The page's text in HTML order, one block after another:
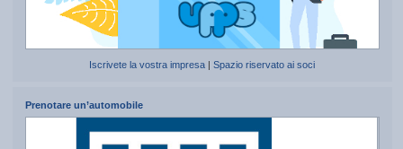
Iscrivete la vostra impresa |Spazio riservato ai soci
Prenotare un’automobile